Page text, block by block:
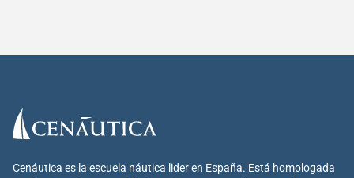
Cenáutica es la escuela náutica lider en España. Está homologada